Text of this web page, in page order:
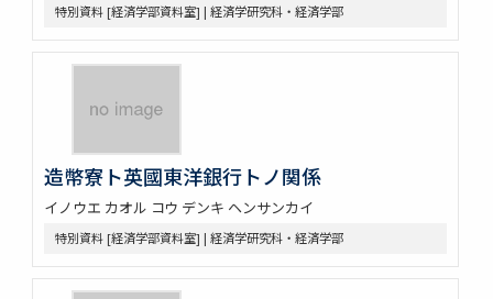
特別資料 [経済学部資料室] | 経済学研究科・経済学部
造幣寮ト英國東洋銀行トノ関係
イノウエ カオル コウ デンキ ヘンサンカイ
特別資料 [経済学部資料室] | 経済学研究科・経済学部